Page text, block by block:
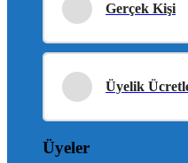
Gerçek Kişi
Üyelik
Üyeler